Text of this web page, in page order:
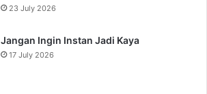
23 July 2026
Jangan Ingin Instan Jadi Kaya
17 July 2026